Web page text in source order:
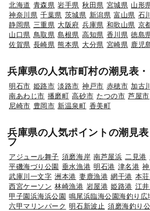
北海道 青森県 岩手県 秋田県 宮城県 山形
神奈川県 千葉県 茨城県 新潟県 富山県 石
静岡県 三重県 大阪府 兵庫県 和歌山県 京
山口県 鳥取県 島根県 高知県 香川県 徳島
佐賀県 長崎県 熊本県 大分県 宮崎県 鹿児
兵庫県の人気市町村の潮見表
明石市 姫路市 淡路市 神戸市 赤穂市 加古
南あわじ市 播磨町 高砂市 たつの市 芦屋市
尼崎市 豊岡市 新温泉町 香美町
兵庫県の人気ポイントの潮見
フ
アジュール舞子 須磨海岸 南芦屋浜 二見港
平磯海づり公園 垂水漁港 明石港 津名港
武庫川一文字 洲本港 妻鹿漁港 網干港 本
西宮ケーソン 林崎漁港 岩屋港 姫路港 江
甲子園浜海浜公園 鳴尾浜臨海公園海釣り広
六甲マリンパーク 明石新波止 須磨海釣り